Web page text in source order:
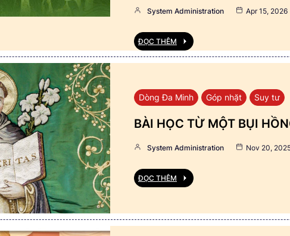
System Administration Apr 15, 2026
ĐỌC THÊM
Dòng Đa Minh Góp nhặt Suy tư
BÀI HỌC TỪ MỘT BỤI
System Administration Nov 20,
ĐỌC THÊM